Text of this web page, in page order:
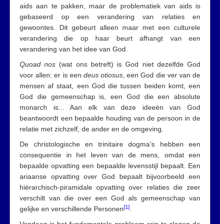
aids aan te pakken, maar de problematiek van aids is
gebaseerd op een verandering van relaties en
gewoontes. Dit gebeurt alleen maar met een culturele
verandering die op haar beurt afhangt van een
verandering van het idee van God.
Quoad nos (wat ons betreft) is God niet dezelfde God
voor allen: er is een deus otiosus, een God die ver van de
mensen af staat, een God die tussen beiden komt, een
God die gemeenschap is, een God die een absolute
monarch is... Aan elk van deze ideeën van God
beantwoordt een bepaalde houding van de persoon in de
relatie met zichzelf, de ander en de omgeving.
De christologische en trinitaire dogma’s hebben een
consequentie in het leven van de mens, omdat een
bepaalde opvatting een bepaalde levensstijl bepaalt. Een
ariaanse opvatting over God bepaalt bijvoorbeeld een
hiërarchisch-piramidale opvatting over relaties die zeer
verschilt van die over een God als gemeenschap van
gelijke en verschillende Personen[1].